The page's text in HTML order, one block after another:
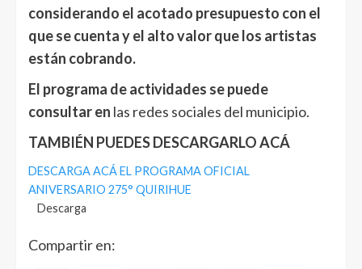
considerando el acotado presupuesto con el
que se cuenta y el alto valor que los artistas
están cobrando.
El programa de actividades se puede
consultar en las redes sociales del municipio.
TAMBIÉN PUEDES DESCARGARLO ACÁ
DESCARGA ACÁ EL PROGRAMA OFICIAL
ANIVERSARIO 275° QUIRIHUE
Descarga
Compartir en: